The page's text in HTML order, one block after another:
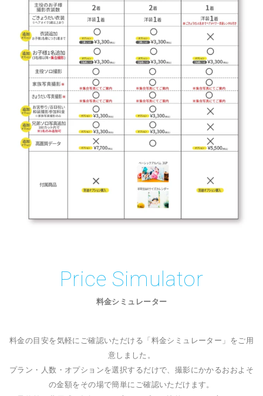
Price Simulator
料金シミュレーター
料金の目安を気軽にご確認いただける「料金シミュレーター」をご用
意しました。
プラン・人数・オプションを選択するだけで、撮影にかかるおおよそ
の金額をその場で簡単にご確認いただけます。